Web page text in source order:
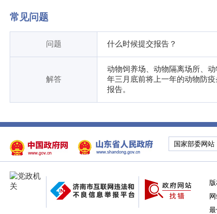
常见问题
问题 什么时候提交报告？
解答
动物饲养场、动物隔离场所、
年三月底前将上一年的动物防
报告。
国家部委网站